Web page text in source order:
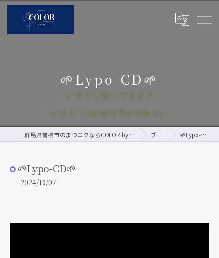
🌱Lypo-CD🌱
群馬県前橋市のまつエクならCOLOR by pour vous ブログ 🌱Lypo-CD🌱
🌱Lypo-CD🌱
2024/10/07